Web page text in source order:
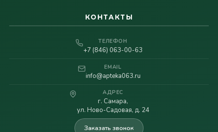
КОНТАКТЫ
ТЕЛЕФОН
+7 (846) 063-00-63
EMAIL
info@apteka063.ru
АДРЕС
г. Самара,
ул. Ново-Садовая, д. 24
Заказать звонок